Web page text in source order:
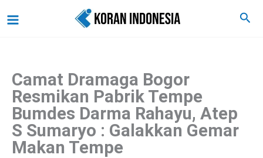
ke
Cari
Camat Dramaga Bogor
Resmikan Pabrik Tempe
Bumdes Darma Rahayu, Atep
S Sumaryo : Galakkan Gemar
Makan Tempe
a